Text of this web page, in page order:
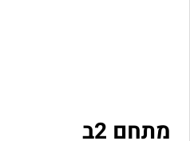
מתחם 2ב